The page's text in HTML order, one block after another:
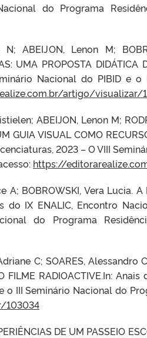
do Programa
ABEIJON, Lenon M;
UMA PROPOSTA DIDÁTICA
Nacional do PIBID e
artigo/visualizar/
ABEIJON, Lenon M;
GUIA VISUAL COMO
2023 –O VIII
https://
A; BOBROWSKI, Vera Lucia. A
do IX ENALIC, Encontro
do Programa
C; SOARES, Alessandro
FILME RADIOACTIVE.In: Anais
o III Seminário Nacional do
103034
DE UM PASSEIO